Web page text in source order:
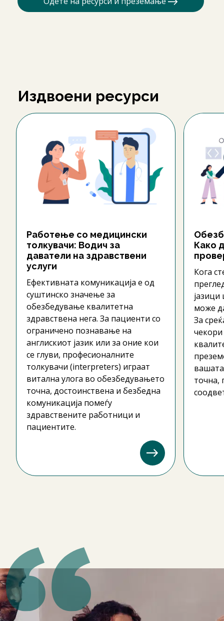
Издвоени ресурси
Работење со медицински
толкувачи: Водич за
даватели на здравствени
услуги
Ефективната комуникација е од
суштинско значење за
обезбедување квалитетна
здравствена нега. За пациенти со
ограничено познавање на
англискиот јазик или за оние кои
се глуви, професионалните
толкувачи (interpreters) играат
витална улога во обезбедувањето
точна, достоинствена и безбедна
комуникација помеѓу
здравствените работници и
пациентите.
Како
Кога
може
За
точна,